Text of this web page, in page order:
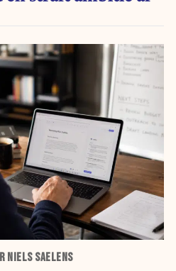
NIELS SAELENS